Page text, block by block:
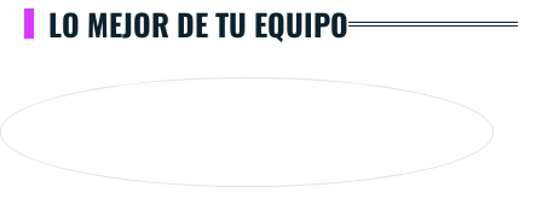
LO MEJOR DE TU EQUIPO